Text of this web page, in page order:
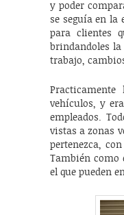
y poder
se seguía en la
para clientes
brindandoles
trabajo,
vehículos, y
empleados.
vistas a zonas
pertenezca,
También como
el que pueden